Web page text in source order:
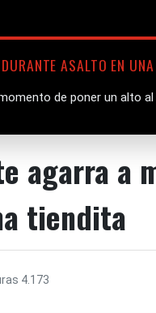
ASALTO EN
de poner un alto
agarra a
tiendita
4.173